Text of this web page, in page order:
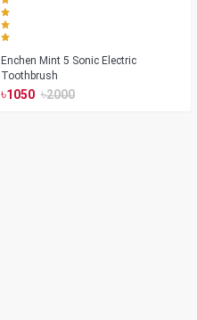
Enchen Mint 5 Sonic Electric
Toothbrush
৳1050 ৳2000